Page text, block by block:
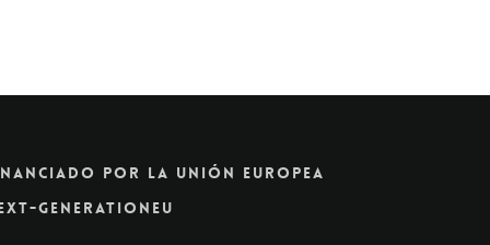
Por La Unión Europea
GenerationEU